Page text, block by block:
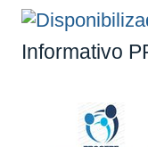
Informativo